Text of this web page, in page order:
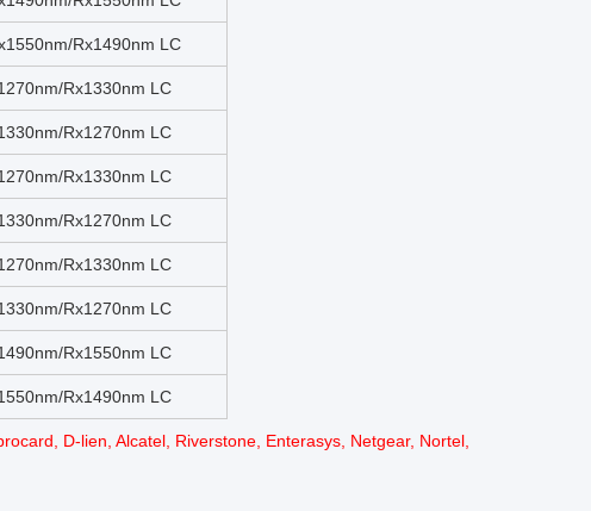
Rx1490nm LC
Rx1330nm LC
Rx1270nm LC
Rx1330nm LC
Rx1270nm LC
Rx1330nm LC
Rx1270nm LC
Rx1550nm LC
Rx1490nm LC
D-lien, Alcatel, Riverstone, Enterasys, Netgear, Nortel,